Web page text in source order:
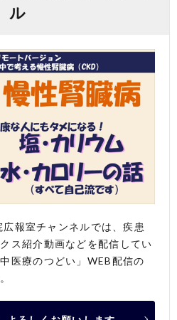
ル
報室チャンネルでは、疾患
ス紹介動画などを配信してい
医療のつどい」WEB配信の